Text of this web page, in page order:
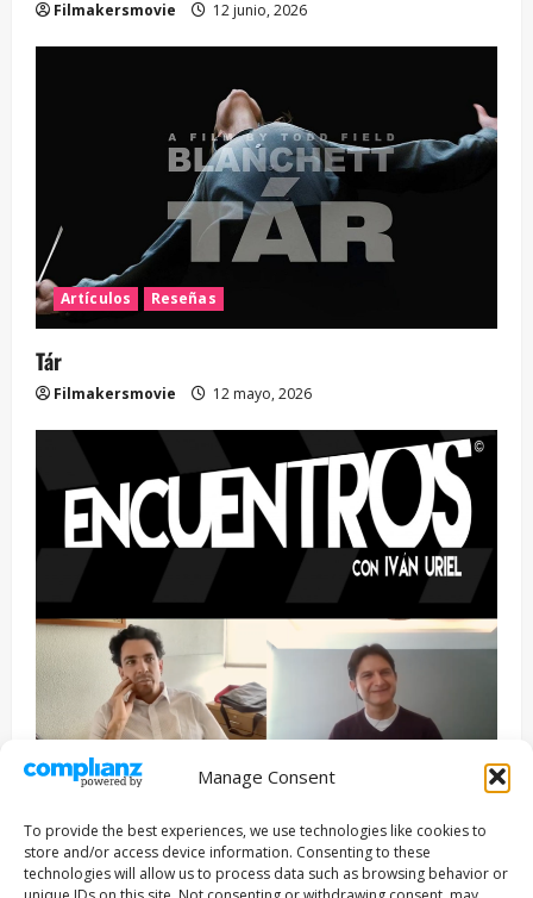
Manage Consent
To provide the best experiences, we use technologies like cookies to
store and/or access device information. Consenting to these
technologies will allow us to process data such as browsing behavior or
Filmakersmovie 12 junio, 2026
Artículos Reseñas
Tár
Filmakersmovie 12 mayo, 2026
Entrevista Series
ENCUENTROS CON IVÁN URIEL T3E22: JUAN PATRICIO
RIVEROLL